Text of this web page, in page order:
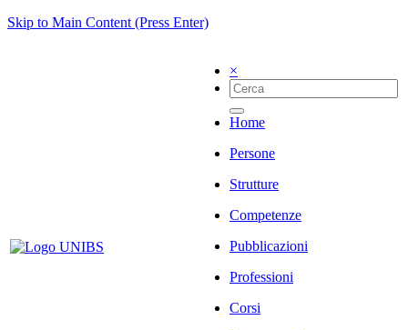
Skip to Main Content (Press Enter)
×
Home
Persone
Strutture
Competenze
Pubblicazioni
Professioni
Corsi